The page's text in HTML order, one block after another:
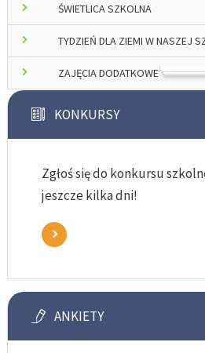
ŚWIETLICA SZKOLNA
TYDZIEŃ DLA ZIEMI W NASZEJ
ZAJĘCIA DODATKOWE
KONKURSY
Zgłoś się do konkursu
jeszcze kilka dni!
ANKIETY